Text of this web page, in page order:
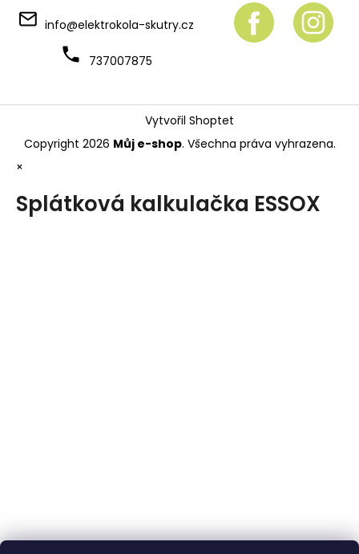
info@elektrokola-skutry.cz
737007875
Vytvořil Shoptet
Copyright 2026 Můj e-shop. Všechna práva vyhrazena.
×
Splátková kalkulačka ESSOX